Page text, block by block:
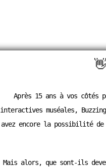
Après 15 ans à vos côtés
interactives muséales,
avez encore la possibilité
Mais alors, que sont-ils